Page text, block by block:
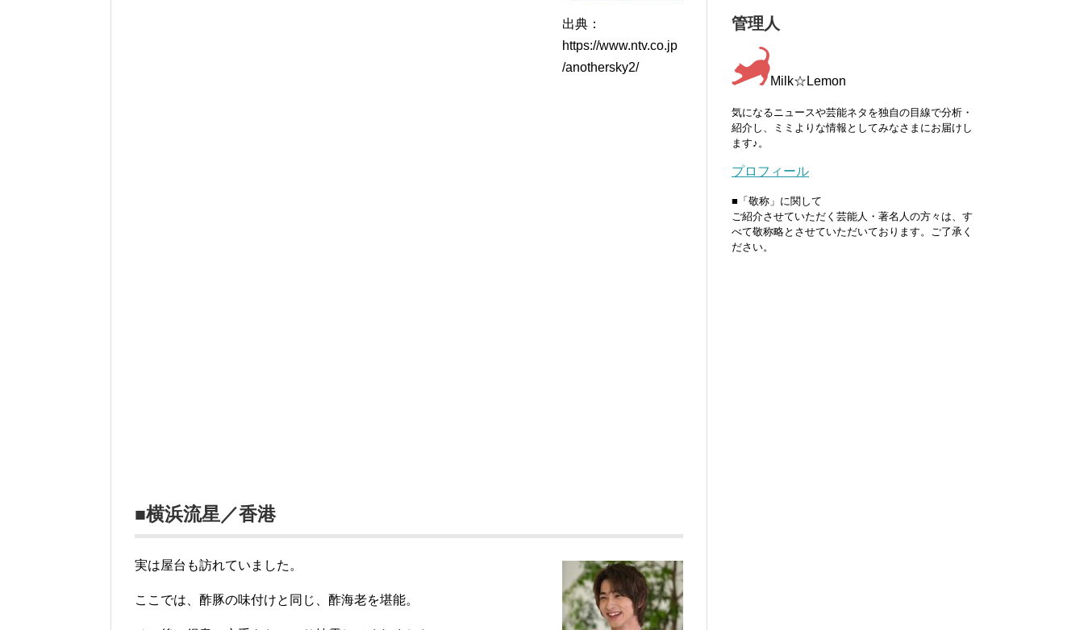
出典：
https://www.ntv.co.jp
/anothersky2/
■横浜流星／香港
実は屋台も訪れていました。
ここでは、酢豚の味付けと同じ、酢海老を堪能。
管理人
Milk☆Lemon
気になるニュースや芸能ネタを独自の目線で分析・
紹介し、ミミよりな情報としてみなさまにお届けし
ます♪。
プロフィール
■「敬称」に関して
ご紹介させていただく芸能人・著名人の方々は、す
べて敬称略とさせていただいております。ご了承く
ださい。